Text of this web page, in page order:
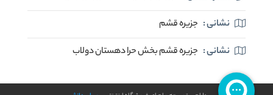
نشانی : جزیره قشم
نشانی : جزیره قشم بخش حرا دهستان دولاب